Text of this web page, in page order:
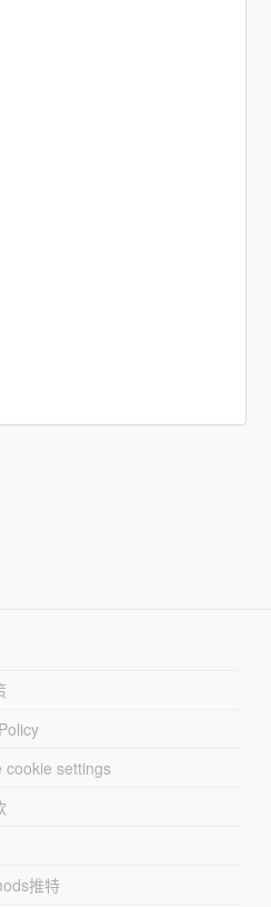
cookie settings
推特